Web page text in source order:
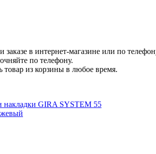
заказе в интернет-магазине или по
по телефону.
товар из корзины в любое время.
накладки GIRA SYSTEM 55